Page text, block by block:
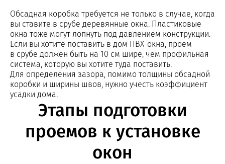
Обсадная коробка требуется не только в случае, когда
вы ставите в срубе деревянные окна. Пластиковые
окна тоже могут лопнуть под давлением конструкции.
Если вы хотите поставить в дом ПВХ-окна, проем
в срубе должен быть на 10 см шире, чем профильная
система, которую вы хотите туда поставить.
Для определения зазора, помимо толщины обсадной
коробки и ширины швов, нужно учесть коэффициент
усадки дома.
Этапы подготовки
проемов к установке
окон